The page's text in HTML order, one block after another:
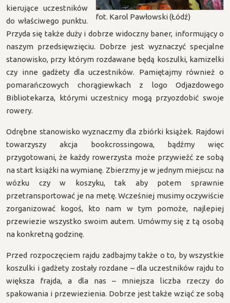
fot. Karol Pawłowski (Łódź)
kierujące uczestników
do właściwego punktu.
Przyda się także duży i dobrze widoczny baner, informujący o
naszym przedsięwzięciu. Dobrze jest wyznaczyć specjalne
stanowisko, przy którym rozdawane będą koszulki, kamizelki
czy inne gadżety dla uczestników. Pamiętajmy również o
pomarańczowych chorągiewkach z logo Odjazdowego
Bibliotekarza, którymi uczestnicy mogą przyozdobić swoje
rowery.
Odrębne stanowisko wyznaczmy dla zbiórki książek. Rajdowi
towarzyszy akcja bookcrossingowa, bądźmy więc
przygotowani, że każdy rowerzysta może przywieźć ze sobą
na start książki na wymianę. Zbierzmy je w jednym miejscu: na
wózku czy w koszyku, tak aby potem sprawnie
przetransportować je na metę. Wcześniej musimy oczywiście
zorganizować kogoś, kto nam w tym pomoże, najlepiej
przewiezie wszystko swoim autem. Umówmy się z tą osobą
na konkretną godzinę.
Przed rozpoczęciem rajdu zadbajmy także o to, by wszystkie
koszulki i gadżety zostały rozdane – dla uczestników rajdu to
większa frajda, a dla nas – mniejsza liczba rzeczy do
spakowania i przewiezienia. Dobrze jest także wziąć ze sobą